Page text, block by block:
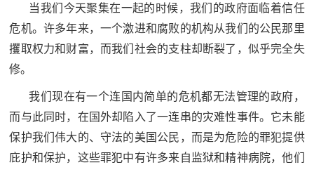
防
民
防
空
防
智
当我们今天聚集在一起的时候，我们的政府面临着信任
危机。许多年来，一个激进和腐败的机构从我们的公民那里
攫取权力和财富，而我们社会的支柱却断裂了，似乎完全失
修。
我们现在有一个连国内简单的危机都无法管理的政府，
而与此同时，在国外却陷入了一连串的灾难性事件。它未能
保护我们伟大的、守法的美国公民，而是为危险的罪犯提供
庇护和保护，这些罪犯中有许多来自监狱和精神病院，他们